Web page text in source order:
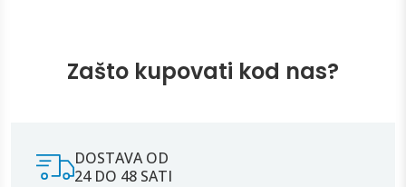
Zašto kupovati kod nas?
DOSTAVA OD
24 DO 48 SATI